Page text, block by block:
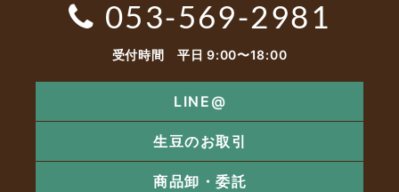
053-569-2981
受付時間 平日 9:00〜18:00
LINE@
生豆のお取引
商品卸・委託